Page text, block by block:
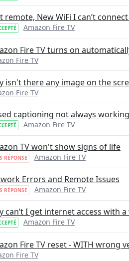
remote, New WiFi I can’t
Amazon Fire TV
Fire TV turns on
Fire TV
isn't there any image on the
Fire TV
captioning not always
Amazon Fire TV
TV won't show signs of life
RÉPONSE Amazon Fire TV
Errors and Remote Issues
RÉPONSE Amazon Fire TV
can’t I get internet access with
Amazon Fire TV
Fire TV reset - WITH wrong
Fire TV